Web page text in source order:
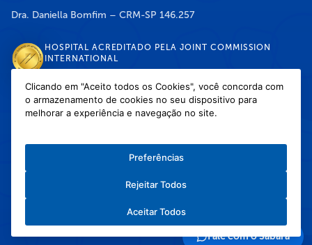
Fale com o Sabará
Dra. Daniella Bomfim – CRM-SP 146.257
HOSPITAL ACREDITADO PELA JOINT COMMISSION
INTERNATIONAL
DISPONÍVEL NAS LOJAS
Política de Cookies
Copyright © 2026 Hospital Infantil Sabará — Todos os direitos reservados.
Clicando em "Aceito todos os Cookies", você concorda com
o armazenamento de cookies no seu dispositivo para
melhorar a experiência e navegação no site.
Preferências
Rejeitar Todos
Aceitar Todos